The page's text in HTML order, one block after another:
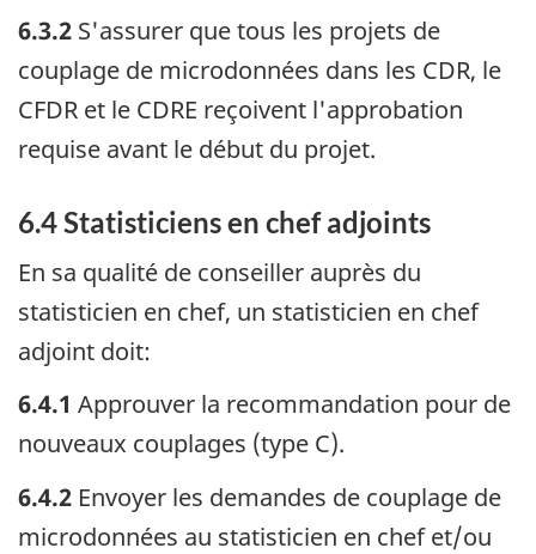
6.3.2 S'assurer que tous les projets de
couplage de microdonnées dans les CDR, le
CFDR et le CDRE reçoivent l'approbation
requise avant le début du projet.
6.4 Statisticiens en chef adjoints
En sa qualité de conseiller auprès du
statisticien en chef, un statisticien en chef
adjoint doit:
6.4.1 Approuver la recommandation pour de
nouveaux couplages (type C).
6.4.2 Envoyer les demandes de couplage de
microdonnées au statisticien en chef et/ou